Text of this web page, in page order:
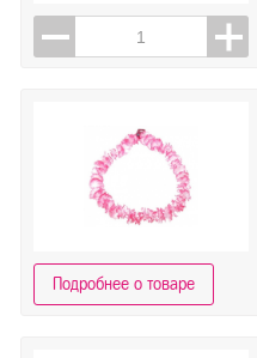
Подробнее о товаре